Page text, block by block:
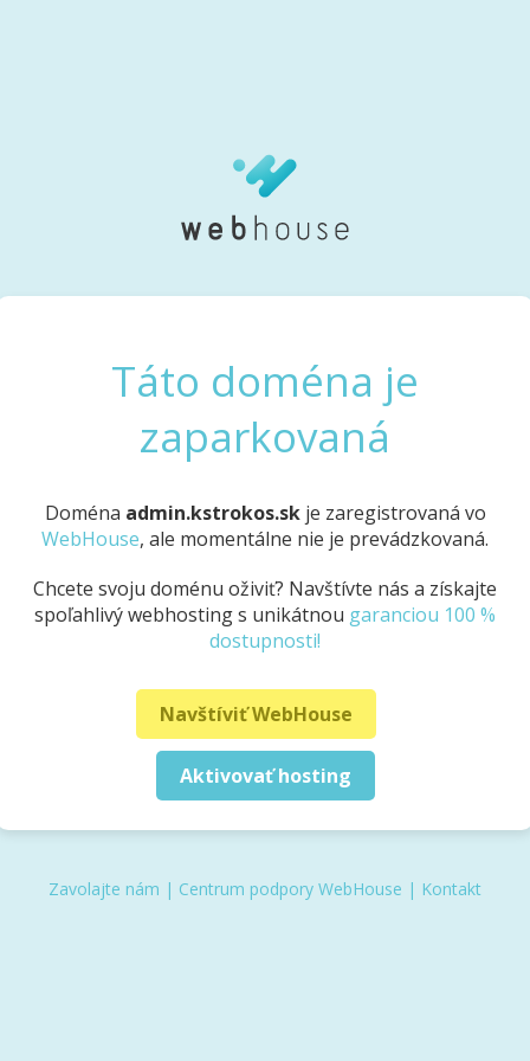
Táto doména je
zaparkovaná
Doména admin.kstrokos.skje zaregistrovaná vo
WebHouse, ale momentálne nie je prevádzkovaná.
Chcete svoju doménu oživiť? Navštívte nás a získajte
spoľahlivý webhosting s unikátnou garanciou 100 %
dostupnosti!
Navštíviť WebHouse
Aktivovať hosting
Zavolajte nám | Centrum podpory WebHouse | Kontakt